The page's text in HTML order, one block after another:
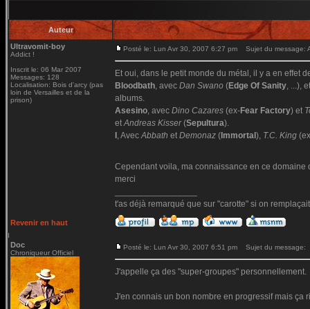
Auteur
Ultravomit-boy
Addict !
Inscrit le: 06 Mar 2007
Messages: 128
Localisation: Bois d'arcy (pas
loin de Versailles et de la
prison)
Posté le: Lun Avr 30, 2007 6:27 pm Sujet du message:
Et oui, dans le petit monde du métal, il y a en effet
Bloodbath, avec Dan Swano (Edge Of Sanity, ...),
albums.
Asesino, avec Dino Cazares (ex-Fear Factory) et
etAndreas Kisser(Sepultura).
, AvecAbbath et Demonaz ( Immortal ), T.C. King
Cependant voila, ma connaissance en ce domaine
merci
t'as déjà remarqué que sur "carotte" si on
Revenir en haut
Doc
Chroniqueur Officiel
Posté le: Lun Avr 30, 2007 6:51 pm Sujet du message:
J'appelle ça des "super-groupes" personnellement.
J'en connais un bon nombre en progressif mais ça